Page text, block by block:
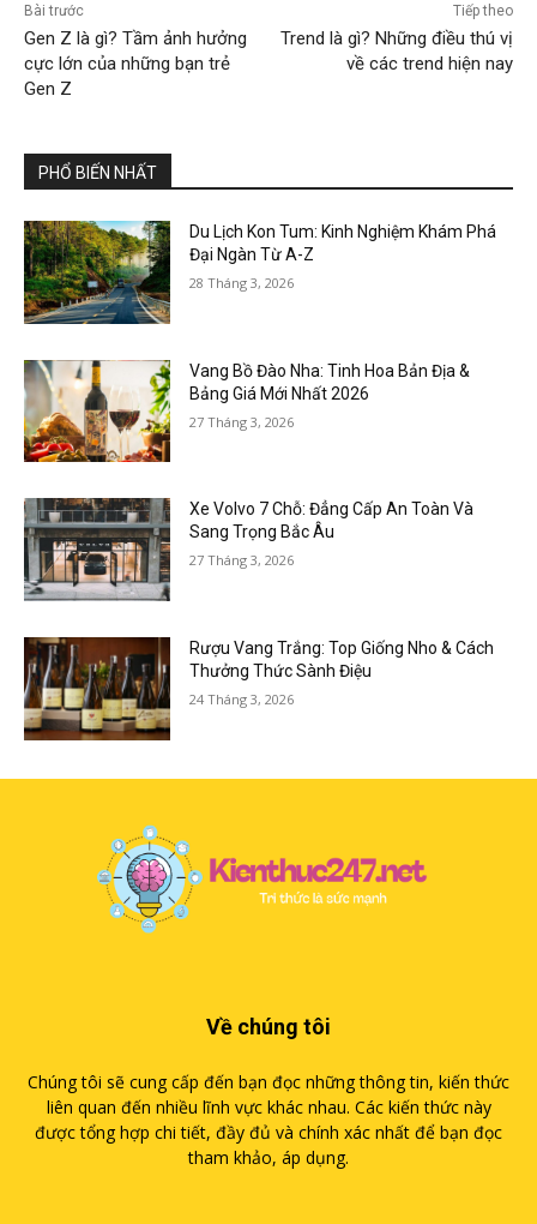
Bài trước
Gen Z là gì? Tầm ảnh hưởng
cực lớn của những bạn trẻ
Gen Z
Tiếp theo
Trend là gì? Những điều thú vị
về các trend hiện nay
PHỔ BIẾN NHẤT
Du Lịch Kon Tum: Kinh Nghiệm Khám Phá
Đại Ngàn Từ A-Z
28 Tháng 3, 2026
Vang Bồ Đào Nha: Tinh Hoa Bản Địa &
Bảng Giá Mới Nhất 2026
27 Tháng 3, 2026
Xe Volvo 7 Chỗ: Đẳng Cấp An Toàn Và
Sang Trọng Bắc Âu
27 Tháng 3, 2026
Rượu Vang Trắng: Top Giống Nho & Cách
Thưởng Thức Sành Điệu
24 Tháng 3, 2026
Về chúng tôi
Chúng tôi sẽ cung cấp đến bạn đọc những thông tin, kiến thức
liên quan đến nhiều lĩnh vực khác nhau. Các kiến thức này
được tổng hợp chi tiết, đầy đủ và chính xác nhất để bạn đọc
tham khảo, áp dụng.